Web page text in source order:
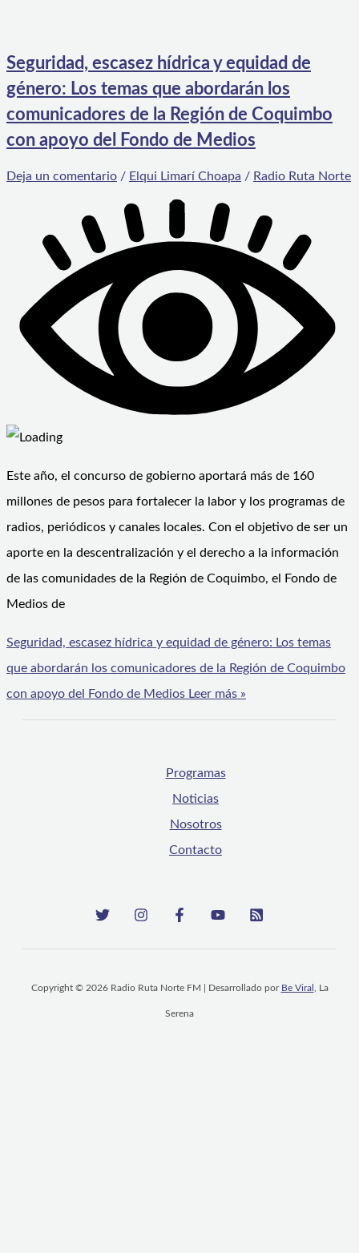
Seguridad, escasez hídrica y equidad de
género: Los temas que abordarán los
comunicadores de la Región de Coquimbo
con apoyo del Fondo de Medios
Deja un comentario / Elqui Limarí Choapa / Radio Ruta Norte
Este año, el concurso de gobierno aportará más de 160
millones de pesos para fortalecer la labor y los programas de
radios, periódicos y canales locales. Con el objetivo de ser un
aporte en la descentralización y el derecho a la información
de las comunidades de la Región de Coquimbo, el Fondo de
Medios de
Seguridad, escasez hídrica y equidad de género: Los temas
que abordarán los comunicadores de la Región de Coquimbo
con apoyo del Fondo de Medios Leer más »
Programas
Noticias
Nosotros
Contacto
Copyright © 2026 Radio Ruta Norte FM | Desarrollado por Be Viral , La
Serena